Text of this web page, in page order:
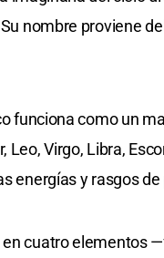
nombre proviene
funciona como un
Leo, Virgo, Libra,
energías y rasgos
en cuatro elementos